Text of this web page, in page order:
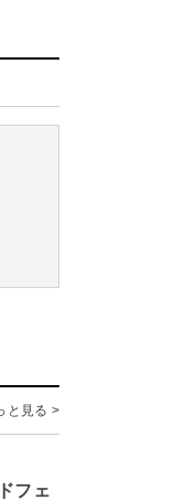
と見る >
フェ